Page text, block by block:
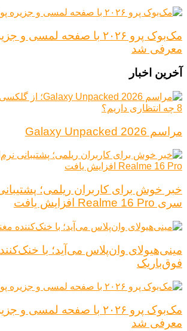
مک‌بوک پرو ۲۰۲۶ با صفحه لمسی
معرفی شد
آخرین اخبار
مراسم Galaxy Unpacked 2026
خبر خوش برای کاربران ریلمی؛
سری Realme 16 Pro افزایش یافت
مینی‌هیولای وان‌پلاس می‌آید؛ با
فوق‌باریک
مک‌بوک پرو ۲۰۲۶ با صفحه لمسی
معرفی شد